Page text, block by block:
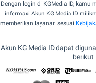
Dengan login di KGMedia ID, kamu
informasi Akun KG Media ID
memberikan layanan sesuai
Akun KG Media ID dapat
berikut